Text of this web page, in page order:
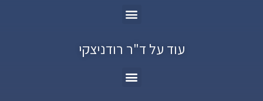
עוד על ד"ר רודניצקי